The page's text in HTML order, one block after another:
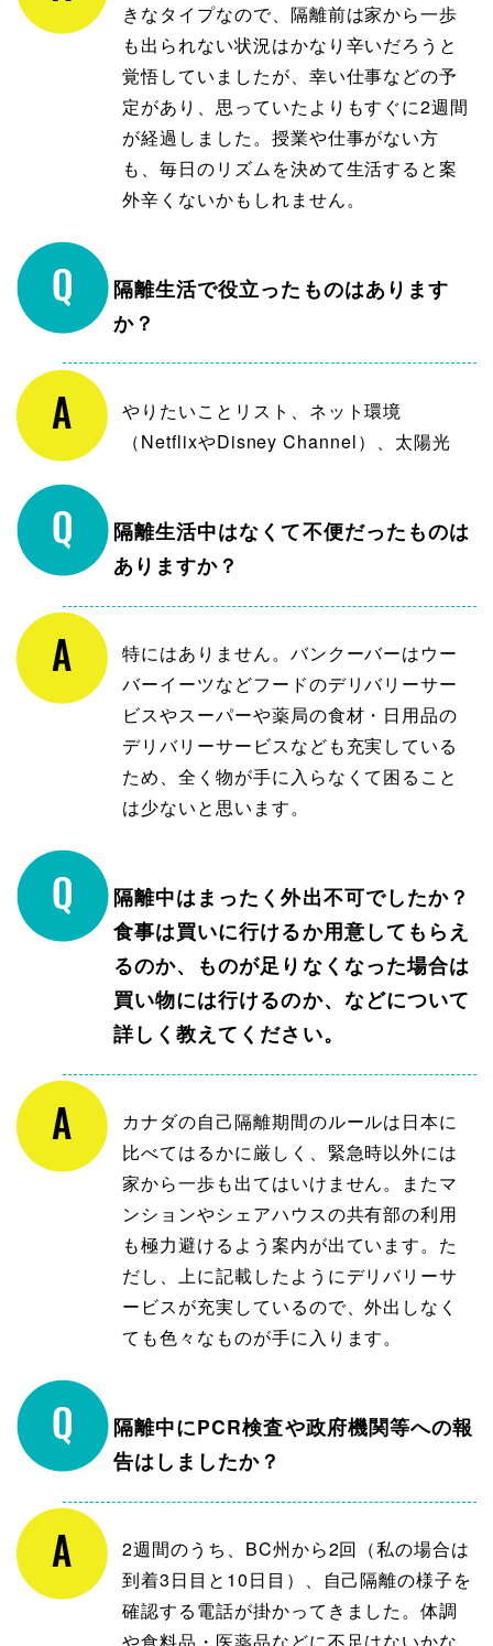
きなタイプなので、隔離前は家から一歩
も出られない状況はかなり辛いだろうと
覚悟していましたが、幸い仕事などの予
定があり、思っていたよりもすぐに2週間
が経過しました。授業や仕事がない方
も、毎日のリズムを決めて生活すると案
外辛くないかもしれません。
隔離生活で役立ったものはあります
か？
やりたいことリスト、ネット環境
（NetflixやDisney Channel）、太陽光
隔離生活中はなくて不便だったものは
ありますか？
特にはありません。バンクーバーはウー
バーイーツなどフードのデリバリーサー
ビスやスーパーや薬局の食材・日用品の
デリバリーサービスなども充実している
ため、全く物が手に入らなくて困ること
は少ないと思います。
隔離中はまったく外出不可でしたか？
食事は買いに行けるか用意してもらえ
るのか、ものが足りなくなった場合は
買い物には行けるのか、などについて
詳しく教えてください。
カナダの自己隔離期間のルールは日本に
比べてはるかに厳しく、緊急時以外には
家から一歩も出てはいけません。またマ
ンションやシェアハウスの共有部の利用
も極力避けるよう案内が出ています。た
だし、上に記載したようにデリバリーサ
ービスが充実しているので、外出しなく
ても色々なものが手に入ります。
隔離中にPCR検査や政府機関等への報
告はしましたか？
2週間のうち、BC州から2回（私の場合は
到着3日目と10日目）、自己隔離の様子を
確認する電話が掛かってきました。体調